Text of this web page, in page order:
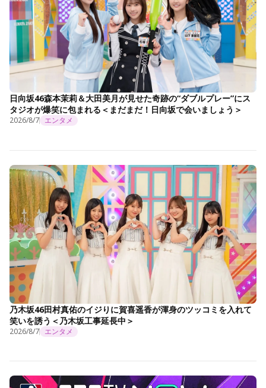
日向坂46森本茉莉＆大田美月が見せた奇跡の“ダブルプレー”にス
タジオが爆笑に包まれる＜まだまだ！日向坂で会いましょう＞
2026/8/7 エンタメ
乃木坂46田村真佑のイジりに賀喜遥香が渾身のツッコミを入れて
笑いを誘う＜乃木坂工事延長中＞
2026/8/7 エンタメ